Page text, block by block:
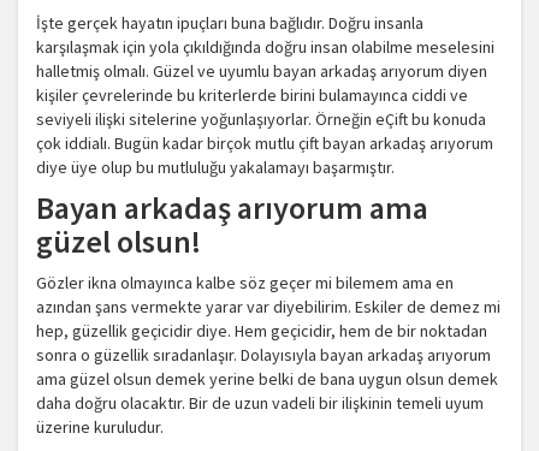
İşte gerçek hayatın ipuçları buna bağlıdır. Doğru insanla
karşılaşmak için yola çıkıldığında doğru insan olabilme meselesini
halletmiş olmalı. Güzel ve uyumlu bayan arkadaş arıyorum diyen
kişiler çevrelerinde bu kriterlerde birini bulamayınca ciddi ve
seviyeli ilişki sitelerine yoğunlaşıyorlar. Örneğin eÇift bu konuda
çok iddialı. Bugün kadar birçok mutlu çift bayan arkadaş arıyorum
diye üye olup bu mutluluğu yakalamayı başarmıştır.
Bayan arkadaş arıyorum ama
güzel olsun!
Gözler ikna olmayınca kalbe söz geçer mi bilemem ama en
azından şans vermekte yarar var diyebilirim. Eskiler de demez mi
hep, güzellik geçicidir diye. Hem geçicidir, hem de bir noktadan
sonra o güzellik sıradanlaşır. Dolayısıyla bayan arkadaş arıyorum
ama güzel olsun demek yerine belki de bana uygun olsun demek
daha doğru olacaktır. Bir de uzun vadeli bir ilişkinin temeli uyum
üzerine kuruludur.